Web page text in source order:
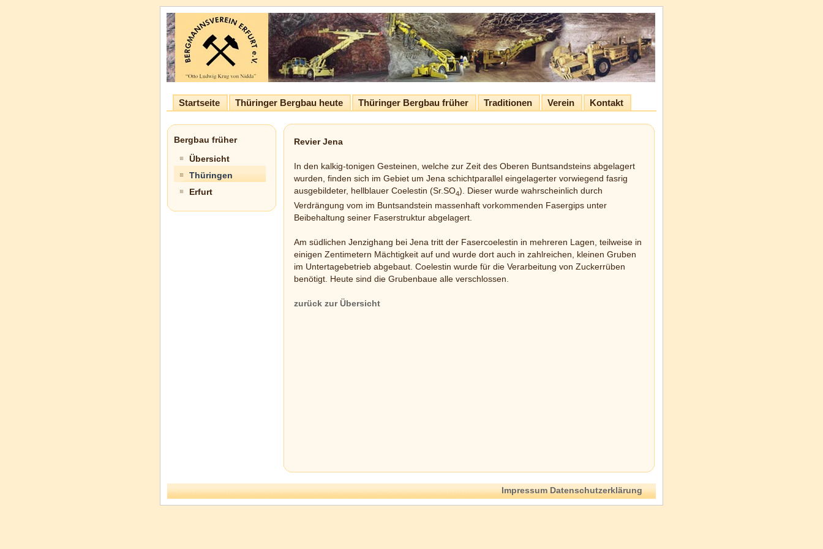
Startseite Thüringer Bergbau heute Thüringer Bergbau früher Traditionen Verein Kontakt
Bergbau früher
Übersicht
Thüringen
Erfurt
Revier Jena
In den kalkig-tonigen Gesteinen, welche zur Zeit des Oberen Buntsandsteins abgelagert
wurden, finden sich im Gebiet um Jena schichtparallel eingelagerter vorwiegend fasrig
ausgebildeter, hellblauer Coelestin (Sr.SO4). Dieser wurde wahrscheinlich durch
Verdrängung vom im Buntsandstein massenhaft vorkommenden Fasergips unter
Beibehaltung seiner Faserstruktur abgelagert.
Am südlichen Jenzighang bei Jena tritt der Fasercoelestin in mehreren Lagen, teilweise in
einigen Zentimetern Mächtigkeit auf und wurde dort auch in zahlreichen, kleinen Gruben
im Untertagebetrieb abgebaut. Coelestin wurde für die Verarbeitung von Zuckerrüben
benötigt. Heute sind die Grubenbaue alle verschlossen.
zurück zur Übersicht
Impressum Datenschutzerklärung